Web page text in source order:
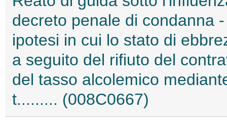
decreto penale di condanna
ipotesi in cui lo stato di
a seguito del rifiuto del
del tasso alcolemico
t......... (008C0667)